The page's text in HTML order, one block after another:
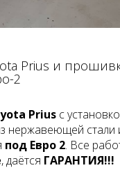
Prius и
2
Prius с
нержавеющей стали
под Евро 2. Все
, даётся ГАРАНТИЯ!!!